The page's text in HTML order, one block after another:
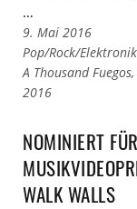
…
9. Mai 2016
Links
zu
den
Pop/Rock/Elektronik
Links
zu
Tags
A Thousand Fuegos,
2016
NOMINIERT
WALK WALLS